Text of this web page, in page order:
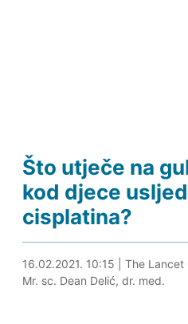
Što utječe na
kod djece
cisplatina?
16.02.2021. 10:30
16.02.2021. 10:15 The Lancet
Mr. sc. Dean Delić, dr. med.